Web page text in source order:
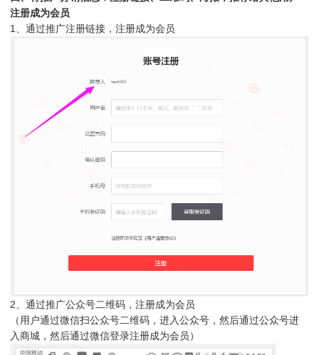
注册成为会员
1、通过推广注册链接，注册成为会员
2、通过推广公众号二维码，注册成为会员
（用户通过微信扫公众号二维码，进入公众号，然后通过公众号进
入商城，然后通过微信登录注册成为会员）